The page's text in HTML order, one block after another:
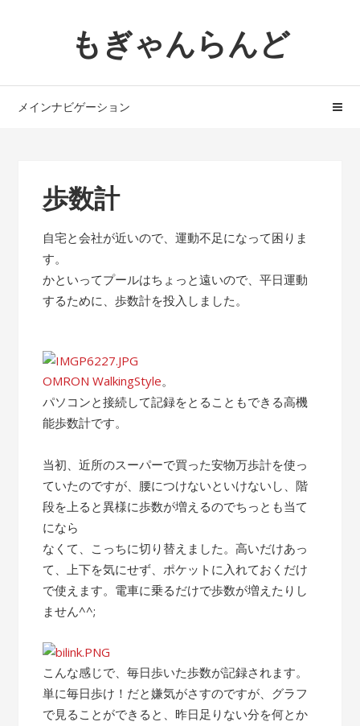
ョ
へ
もぎゃんらんど
メインナビゲーション
歩数計
自宅と会社が近いので、運動不足になって困りま
す。
かといってプールはちょっと遠いので、平日運動
するために、歩数計を投入しました。
OMRON WalkingStyle。
パソコンと接続して記録をとることもできる高機
能歩数計です。
当初、近所のスーパーで買った安物万歩計を使っ
ていたのですが、腰につけないといけないし、階
段を上ると異様に歩数が増えるのでちっとも当て
になら
なくて、こっちに切り替えました。高いだけあっ
て、上下を気にせず、ポケットに入れておくだけ
で使えます。電車に乗るだけで歩数が増えたりし
ません^^;
こんな感じで、毎日歩いた歩数が記録されます。
単に毎日歩け！だと嫌気がさすのですが、グラフ
で見ることができると、昨日足りない分を何とか